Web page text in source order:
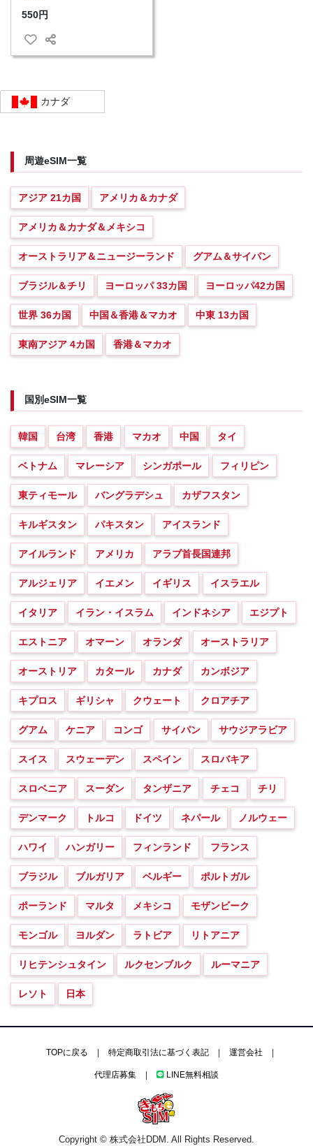
550円
カナダ
周遊eSIM一覧
アジア 21カ国 アメリカ＆カナダ
アメリカ＆カナダ＆メキシコ
オーストラリア＆ニュージーランド グアム＆サイパン
ブラジル＆チリ ヨーロッパ 33カ国 ヨーロッパ42カ国
世界 36カ国 中国＆香港＆マカオ 中東 13カ国
東南アジア 4カ国 香港＆マカオ
国別eSIM一覧
韓国 台湾 香港 マカオ 中国 タイ
ベトナム マレーシア シンガポール フィリピン
東ティモール バングラデシュ カザフスタン
キルギスタン パキスタン アイスランド
アイルランド アメリカ アラブ首長国連邦
アルジェリア イエメン イギリス イスラエル
イタリア イラン・イスラム インドネシア エジプト
エストニア オマーン オランダ オーストラリア
オーストリア カタール カナダ カンボジア
キプロス ギリシャ クウェート クロアチア
グアム ケニア コンゴ サイパン サウジアラビア
スイス スウェーデン スペイン スロバキア
スロベニア スーダン タンザニア チェコ チリ
デンマーク トルコ ドイツ ネパール ノルウェー
ハワイ ハンガリー フィンランド フランス
ブラジル ブルガリア ベルギー ポルトガル
ポーランド マルタ メキシコ モザンビーク
モンゴル ヨルダン ラトビア リトアニア
リヒテンシュタイン ルクセンブルク ルーマニア
レソト 日本
TOPに戻る | 特定商取引法に基づく表記 | 運営会社 |
代理店募集 | LINE無料相談
Copyright © 株式会社DDM. All Rights Reserved.